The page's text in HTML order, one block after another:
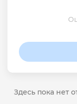
Здесь пока нет